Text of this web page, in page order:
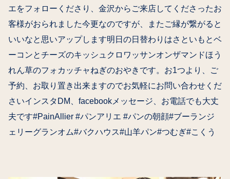
エをフォローくださり、金沢からご来店してくださったお
客様がおられました今更なのですが、またご縁が繋がると
いいなと思いアップします明日の日替わりはさといもとベ
ーコンとチーズのキッシュクロワッサンオンザマンドほう
れん草のフォカッチャねぎのおやきです。お1つより、ご
予約、お取り置き出来ますのでお気軽にお問い合わせくだ
さいインスタDM、facebookメッセージ、お電話でも大丈
夫です#PainAllier #パンアリエ #パンの朝顔#ブーランジ
ェリーグランオム#バクハウス#山羊パン#つむぎ#こくう